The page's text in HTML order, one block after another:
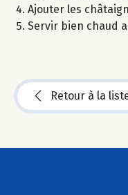
Ajouter les
Servir bien chaud
Retour à la